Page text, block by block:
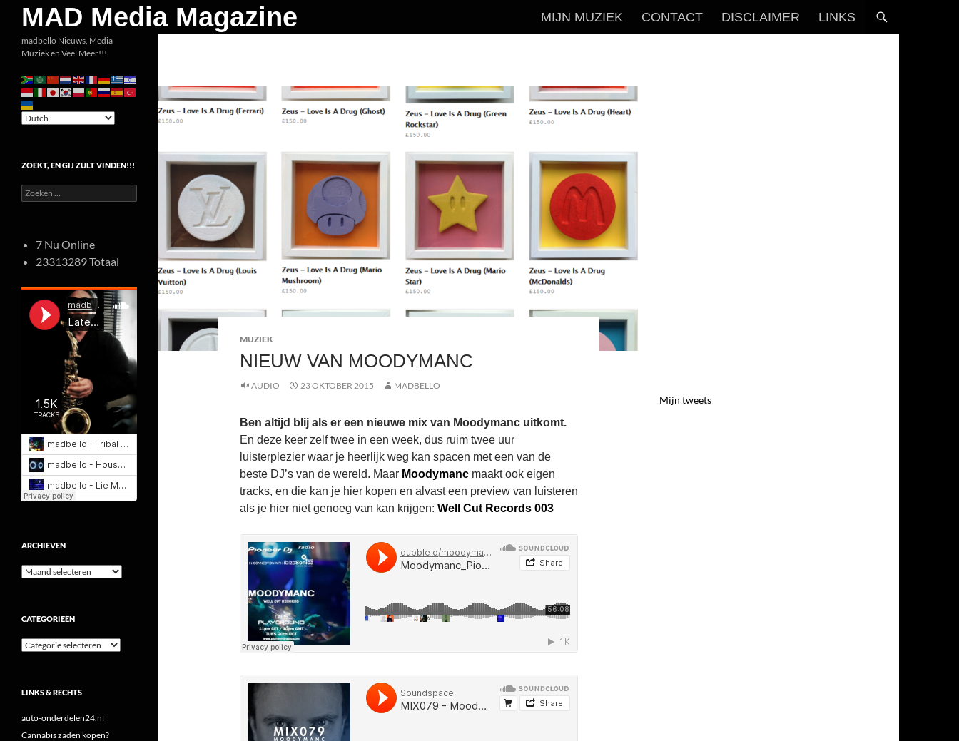
inhoud
MAD Media Magazine
Zoeken
MIJN MUZIEK CONTACT DISCLAIMER LINKS
MUZIEK
NIEUW VAN MOODYMANC
AUDIO 23 OKTOBER 2015 MADBELLO
Ben altijd blij als er een nieuwe mix van Moodymanc uitkomt.
En deze keer zelf twee in een week, dus ruim twee uur
luisterplezier waar je heerlijk weg kan spacen met een van de
beste DJ’s van de wereld. Maar Moodymanc maakt ook eigen
tracks, en die kan je hier kopen en alvast een preview van luisteren
als je hier niet genoeg van kan krijgen: Well Cut Records 003
Mijn tweets
madbello Nieuws, Media
Muziek en Veel Meer!!!
ZOEKT, EN GIJ ZULT VINDEN!!!
Zoeken
naar:
7 Nu Online
23313289 Totaal
ARCHIEVEN
Archieven
CATEGORIEËN
Categorieën
LINKS & RECHTS
auto-onderdelen24.nl
Cannabis zaden kopen?